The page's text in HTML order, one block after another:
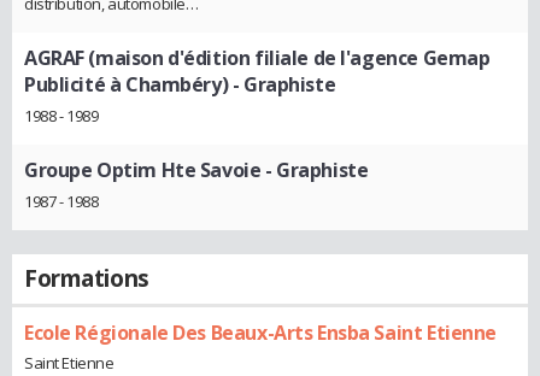
AGRAF (maison d'édition filiale de l'agence Gemap
Publicité à Chambéry)- Graphiste
1988 - 1989
Groupe Optim Hte Savoie - Graphiste
1987 - 1988
Formations
Ecole Régionale Des Beaux-Arts Ensba Saint Etienne
Saint Etienne